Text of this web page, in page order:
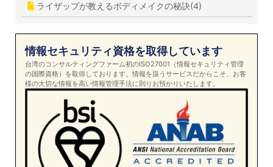
ライザップが教えるボディメイクの秘訣(4)
情報セキュリティ資格を取得しています
台湾のコンサルティングファーム初のISO27001（情報セキュリティ管理
の国際資格）を取得しております。情報を扱うサービスだからこそ、お客
様の大切な情報を高い情報管理手法に則りお預かりいたします。